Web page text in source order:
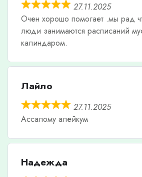
27.11.2025
Очен хорошо помогает .мы рад
люди занимаются расписаний
калиндаром.
Лайло
27.11.2025
Ассалому алейкум
Надежда